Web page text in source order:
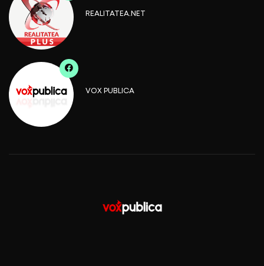
REALITATEA.NET
VOX PUBLICA